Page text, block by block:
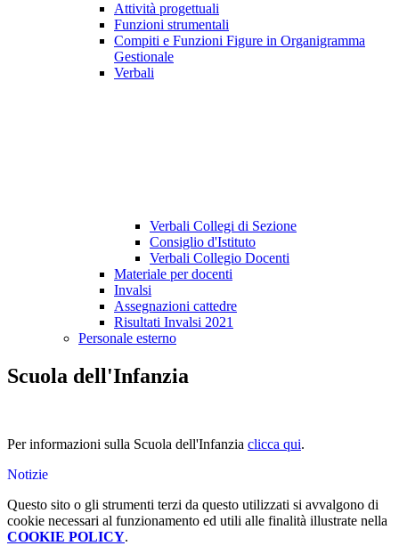
Attività progettuali
Funzioni strumentali
Compiti e Funzioni Figure in Organigramma
Gestionale
Verbali
Verbali Collegi di Sezione
Consiglio d'Istituto
Verbali Collegio Docenti
Materiale per docenti
Invalsi
Assegnazioni cattedre
Risultati Invalsi 2021
Personale esterno
Scuola dell'Infanzia
Per informazioni sulla Scuola dell'Infanzia clicca qui.
Notizie
Questo sito o gli strumenti terzi da questo utilizzati si avvalgono di
cookie necessari al funzionamento ed utili alle finalità illustrate nella
COOKIE POLICY.